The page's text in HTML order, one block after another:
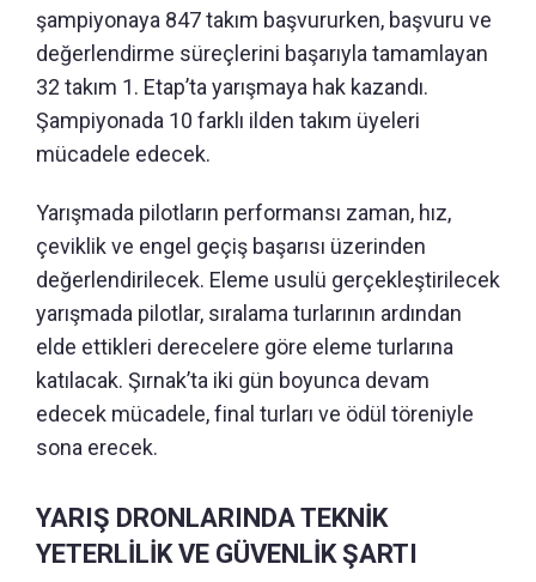
şampiyonaya 847 takım başvururken, başvuru ve
değerlendirme süreçlerini başarıyla tamamlayan
32 takım 1. Etap’ta yarışmaya hak kazandı.
Şampiyonada 10 farklı ilden takım üyeleri
mücadele edecek.
Yarışmada pilotların performansı zaman, hız,
çeviklik ve engel geçiş başarısı üzerinden
değerlendirilecek. Eleme usulü gerçekleştirilecek
yarışmada pilotlar, sıralama turlarının ardından
elde ettikleri derecelere göre eleme turlarına
katılacak. Şırnak’ta iki gün boyunca devam
edecek mücadele, final turları ve ödül töreniyle
sona erecek.
YARIŞ DRONLARINDA TEKNİK
YETERLİLİK VE GÜVENLİK ŞARTI